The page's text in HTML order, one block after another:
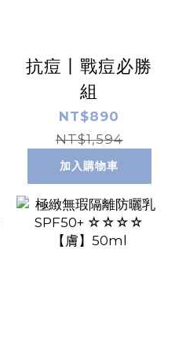
抗痘丨戰痘必勝
組
NT$890
NT$1,594
加入購物車